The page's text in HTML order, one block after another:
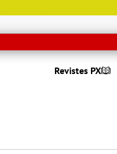
Revistes PX